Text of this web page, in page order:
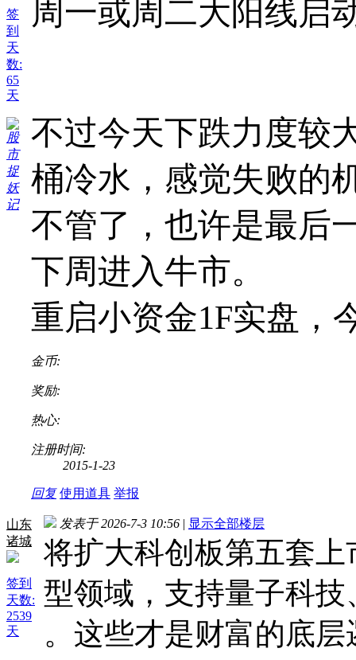
签
到
天
数:
65
天
周一或周二大阳线启
不过今天下跌力度较
桶冷水，感觉失败的
不管了，也许是最后
下周进入牛市。
重启小资金1F实盘，
金币:
奖励:
热心:
注册时间:
2015-1-23
回复 使用道具 举报
山东
诸城
签到
天数:
2539
天
发表于 2026-7-3 10:56 | 显示全部楼层
将扩大科创板第五套
型领域‌，支持量子科
。这些才是财富的底